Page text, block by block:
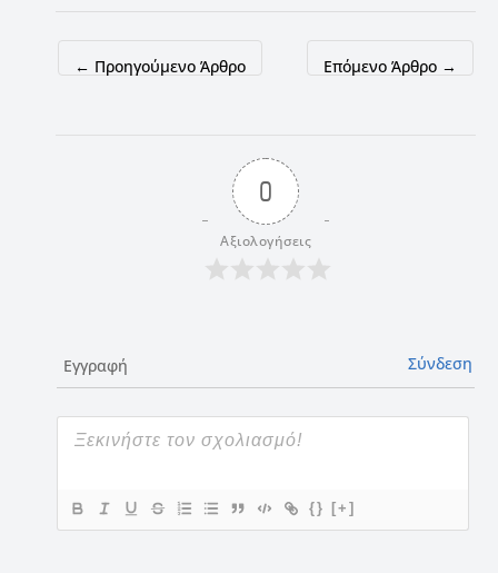
← Προηγούμενο Άρθρο Επόμενο Άρθρο →
0
Αξιολογήσεις
Εγγραφή Σύνδεση
{} [+]